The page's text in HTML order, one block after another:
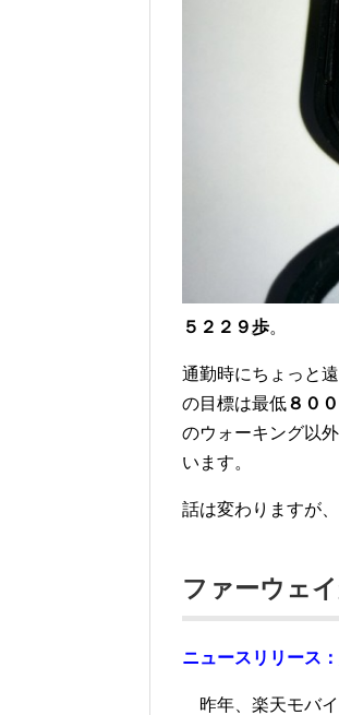
５２２９歩。
通勤時にちょっと
の目標は最低８０
のウォーキング以
います。
話は変わりますが
ファーウェ
ニュースリリース：
昨年、楽天モバイ